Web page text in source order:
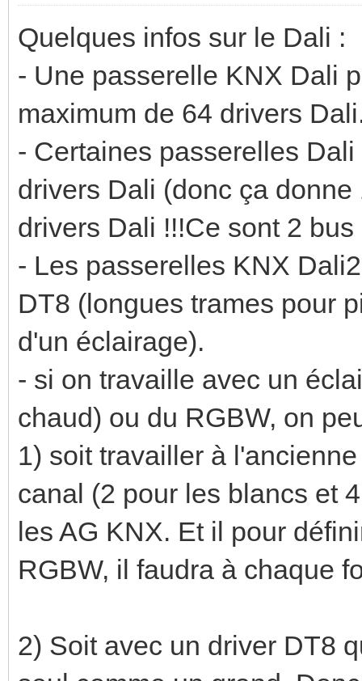
Quelques infos sur le Dali :
- Une passerelle KNX Dali
maximum de 64 drivers
- Certaines passerelles
drivers Dali (donc ça
drivers Dali !!!Ce sont 2
- Les passerelles KNX
DT8 (longues trames pour
d'un éclairage).
- si on travaille avec un
chaud) ou du RGBW, on
1) soit travailler à
canal (2 pour les blancs et
les AG KNX. Et il pour
RGBW, il faudra à chaque
2) Soit avec un driver DT8